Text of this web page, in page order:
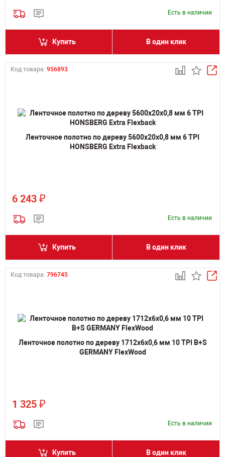
Есть в наличии
Купить В один клик
Код товара: 956893
Ленточное полотно по дереву 5600х20х0,8 мм 6 TPI
HONSBERG Extra Flexback
6 243 ₽
Есть в наличии
Купить В один клик
Код товара: 796745
Ленточное полотно по дереву 1712х6х0,6 мм 10 TPI B+S
GERMANY FlexWood
1 325 ₽
Есть в наличии
Купить В один клик